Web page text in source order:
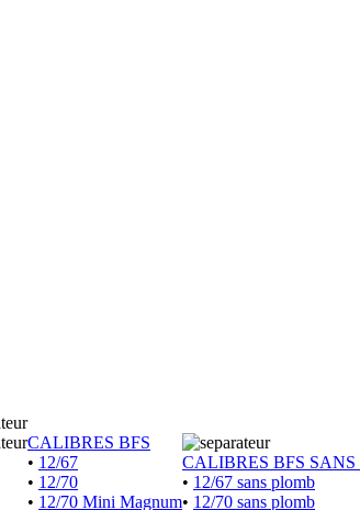
CALIBRES BFS
• 12/67
• 12/70
• 12/70 Mini Magnum
CALIBRES BFS
• 12/67 sans plomb
• 12/70 sans plomb